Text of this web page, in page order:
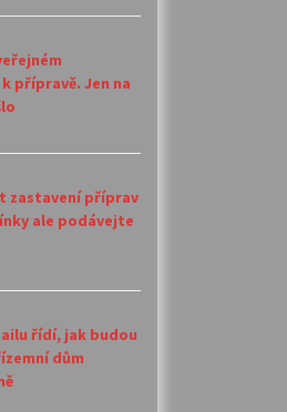
přípravě. Jen na
zastavení příprav
ale podávejte
řídí, jak budou
dům